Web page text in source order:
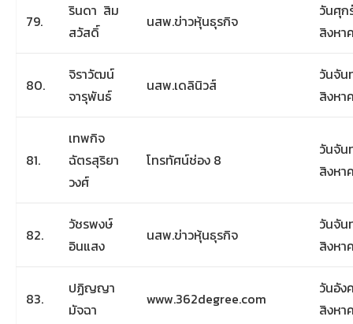
79.
รินดา สิม
สวัสดิ์
นสพ.ข่าวหุ้นธุรกิจ
วันศุก
สิงหา
80.
จิราวัฒน์
จารุพันธ์
นสพ.เดลินิวส์
วันจัน
สิงหา
81.
เทพกิจ
ฉัตรสุริยา
วงศ์
โทรทัศน์ช่อง 8
วันจัน
สิงหา
82.
วัชรพงษ์
อินแสง
นสพ.ข่าวหุ้นธุรกิจ
วันจัน
สิงหา
83.
ปฏิญญา
มัจฉา
www.362degree.com
วันอัง
สิงหา